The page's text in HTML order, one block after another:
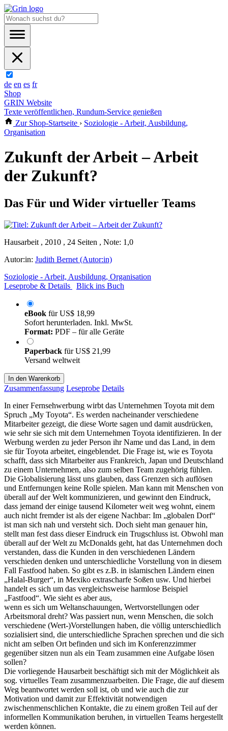
de en es fr
Shop
GRIN Website
Texte veröffentlichen, Rundum-Service genießen
Zur Shop-Startseite › Soziologie - Arbeit, Ausbildung,
Organisation
Zukunft der Arbeit – Arbeit
der Zukunft?
Das Für und Wider virtueller Teams
Hausarbeit , 2010 , 24 Seiten , Note: 1,0
Autor:in: Judith Bernet (Autor:in)
Soziologie - Arbeit, Ausbildung, Organisation
Leseprobe & Details
Blick ins Buch
eBook fürUS$ 18,99
Sofort herunterladen. Inkl. MwSt.
Format: PDF – für alle Geräte
Paperback fürUS$ 21,99
Versand weltweit
In den Warenkorb
Zusammenfassung Leseprobe Details
In einer Fernsehwerbung wirbt das Unternehmen Toyota mit dem
Spruch „My Toyota“. Es werden nacheinander verschiedene
Mitarbeiter gezeigt, die diese Worte sagen und damit ausdrücken,
wie sehr sie sich mit dem Unternehmen Toyota identifizieren. In der
Werbung werden zu jeder Person ihr Name und das Land, in dem
sie für Toyota arbeitet, eingeblendet. Die Frage ist, wie es Toyota
schafft, dass sich Mitarbeiter aus Frankreich, Japan und Deutschland
zu einem Unternehmen, also zum selben Team zugehörig fühlen.
Die Globalisierung lässt uns glauben, dass Grenzen sich auflösen
und Entfernungen keine Rolle spielen. Man kann mit Menschen von
überall auf der Welt kommunizieren, und gewinnt den Eindruck,
dass jemand der einige tausend Kilometer weit weg wohnt, einem
auch nicht fremder ist als der eigene Nachbar: Im „globalen Dorf“
ist man sich nah und versteht sich. Doch sieht man genauer hin,
stellt man fest dass dieser Eindruck ein Trugschluss ist. Obwohl man
überall auf der Welt zu McDonalds geht, hat das Unternehmen doch
verstanden, dass die Kunden in den verschiedenen Ländern
verschieden denken und unterschiedliche Vorstellung von in diesem
Fall Fastfood haben. So gibt es z.B. in islamischen Ländern einen
„Halal-Burger“, in Mexiko extrascharfe Soßen usw. Und hierbei
handelt es sich um das vergleichsweise harmlose Beispiel
„Fastfood“. Wie sieht es aber aus,
wenn es sich um Weltanschauungen, Wertvorstellungen oder
Arbeitsmoral dreht? Was passiert nun, wenn Menschen, die solch
verschiedene (Wert-)Vorstellungen haben, die völlig unterschiedlich
sozialisiert sind, die unterschiedliche Sprachen sprechen und die sich
nicht am selben Ort befinden und sich im Konferenzzimmer
gegenüber sitzen nun als ein Team zusammen eine Aufgabe lösen
sollen?
Die vorliegende Hausarbeit beschäftigt sich mit der Möglichkeit als
sog. virtuelles Team zusammenzuarbeiten. Die Frage, die auf diesem
Weg beantwortet werden soll ist, ob und wie auch die zur
Motivation und damit zur Effektivität notwendigen
zwischenmenschlichen Kontakte, die zu einem großen Teil auf der
informellen Kommunikation beruhen, in virtuellen Teams hergestellt
werden können.